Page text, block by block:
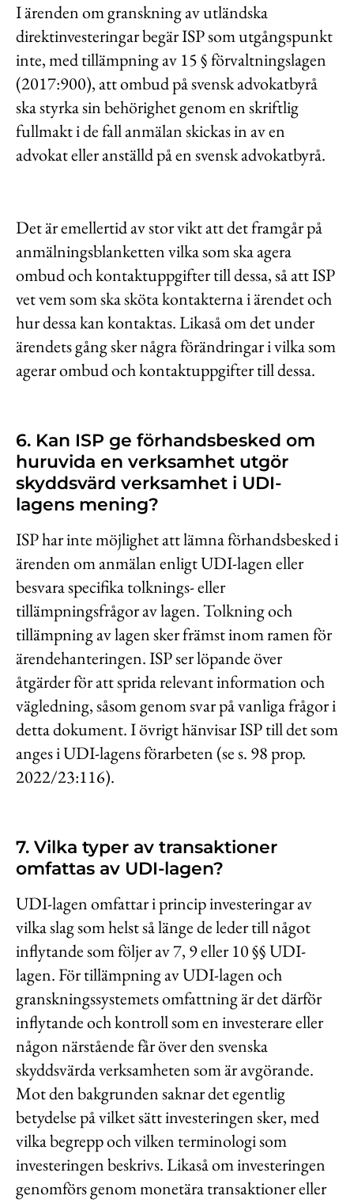
I ärenden om granskning av utländska
direktinvesteringar begär ISP som utgångspunkt
inte, med tillämpning av 15 § förvaltningslagen
(2017:900), att ombud på svensk advokatbyrå
ska styrka sin behörighet genom en skriftlig
fullmakt i de fall anmälan skickas in av en
advokat eller anställd på en svensk advokatbyrå.
Det är emellertid av stor vikt att det framgår på
anmälningsblanketten vilka som ska agera
ombud och kontaktuppgifter till dessa, så att ISP
vet vem som ska sköta kontakterna i ärendet och
hur dessa kan kontaktas. Likaså om det under
ärendets gång sker några förändringar i vilka som
agerar ombud och kontaktuppgifter till dessa.
6. Kan ISP ge förhandsbesked om
huruvida en verksamhet utgör
skyddsvärd verksamhet i UDI-
lagens mening?
ISP har inte möjlighet att lämna förhandsbesked i
ärenden om anmälan enligt UDI-lagen eller
besvara specifika tolknings- eller
tillämpningsfrågor av lagen. Tolkning och
tillämpning av lagen sker främst inom ramen för
ärendehanteringen. ISP ser löpande över
åtgärder för att sprida relevant information och
vägledning, såsom genom svar på vanliga frågor i
detta dokument. I övrigt hänvisar ISP till det som
anges i UDI-lagens förarbeten (se s. 98 prop.
2022/23:116).
7. Vilka typer av transaktioner
omfattas av UDI-lagen?
UDI-lagen omfattar i princip investeringar av
vilka slag som helst så länge de leder till något
inflytande som följer av 7, 9 eller 10 §§ UDI-
lagen. För tillämpning av UDI-lagen och
granskningssystemets omfattning är det därför
inflytande och kontroll som en investerare eller
någon närstående får över den svenska
skyddsvärda verksamheten som är avgörande.
Mot den bakgrunden saknar det egentlig
betydelse på vilket sätt investeringen sker, med
vilka begrepp och vilken terminologi som
investeringen beskrivs. Likaså om investeringen
genomförs genom monetära transaktioner eller